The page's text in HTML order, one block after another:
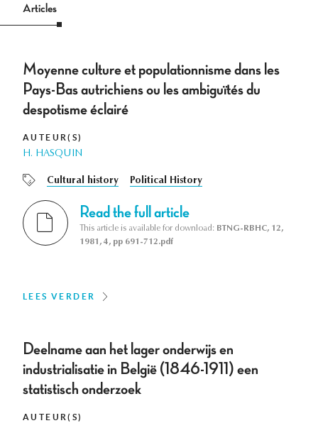
Articles
Moyenne culture et populationnisme dans les
Pays-Bas autrichiens ou les ambiguïtés du
despotisme éclairé
AUTEUR(S)
H. HASQUIN
Cultural history Political History
Read the full article
This article is available for download: BTNG-RBHC, 12,
1981, 4, pp 691-712.pdf
LEES VERDER
Deelname aan het lager onderwijs en
industrialisatie in België (1846-1911) een
statistisch onderzoek
AUTEUR(S)